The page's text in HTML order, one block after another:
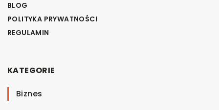
BLOG
POLITYKA PRYWATNOŚCI
REGULAMIN
KATEGORIE
Biznes